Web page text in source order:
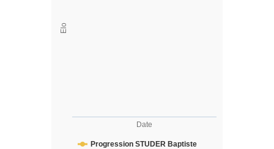
Date
Elo
Progression STUDER Baptiste